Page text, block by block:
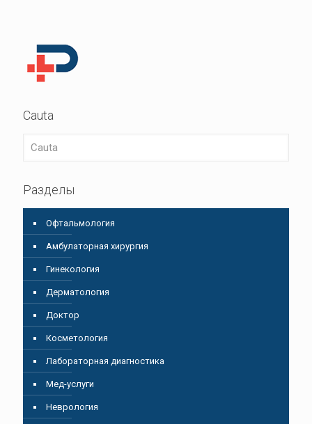
Cauta
Разделы
Oфтальмология
Амбулаторная хирургия
Гинекология
Дерматология
Доктор
Косметология
Лабораторная диагностика
Мед-услуги
Неврология